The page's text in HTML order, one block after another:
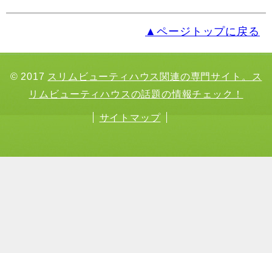
▲ページトップに戻る
© 2017 スリムビューティハウス関連の専門サイト。ス
リムビューティハウスの話題の情報チェック！
サイトマップ